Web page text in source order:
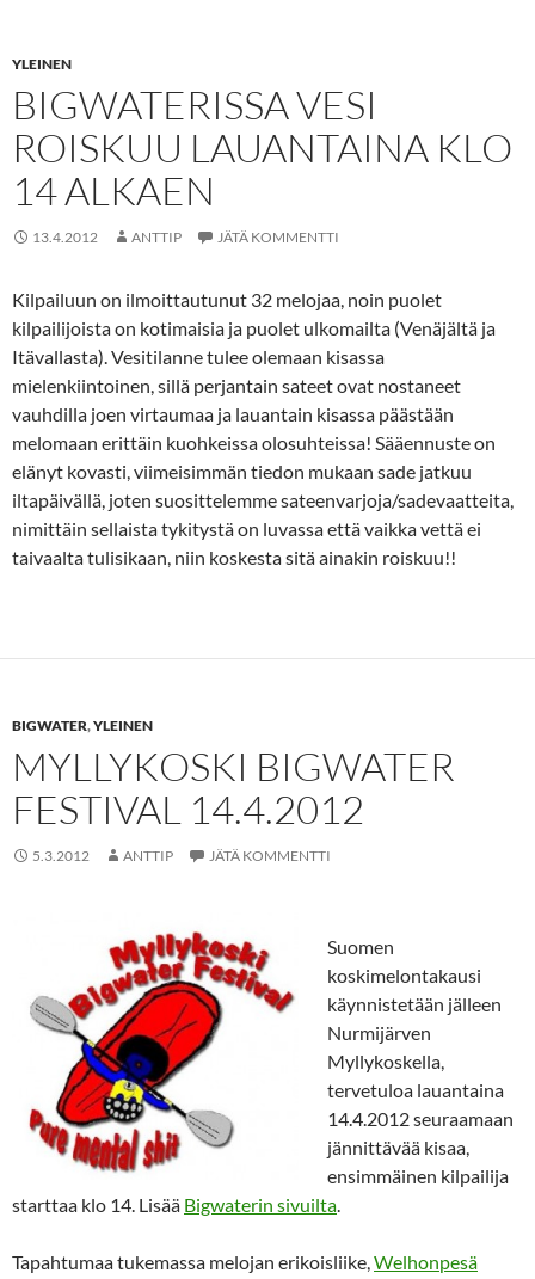
YLEINEN
BIGWATERISSA VESI
ROISKUU LAUANTAINA KLO
14 ALKAEN
13.4.2012 ANTTIP JÄTÄ KOMMENTTI
Kilpailuun on ilmoittautunut 32 melojaa, noin puolet
kilpailijoista on kotimaisia ja puolet ulkomailta (Venäjältä ja
Itävallasta). Vesitilanne tulee olemaan kisassa
mielenkiintoinen, sillä perjantain sateet ovat nostaneet
vauhdilla joen virtaumaa ja lauantain kisassa päästään
melomaan erittäin kuohkeissa olosuhteissa! Sääennuste on
elänyt kovasti, viimeisimmän tiedon mukaan sade jatkuu
iltapäivällä, joten suosittelemme sateenvarjoja/sadevaatteita,
nimittäin sellaista tykitystä on luvassa että vaikka vettä ei
taivaalta tulisikaan, niin koskesta sitä ainakin roiskuu!!
BIGWATER,YLEINEN
MYLLYKOSKI BIGWATER
FESTIVAL 14.4.2012
5.3.2012 ANTTIP JÄTÄ KOMMENTTI
Suomen
koskimelontakausi
käynnistetään jälleen
Nurmijärven
Myllykoskella,
tervetuloa lauantaina
14.4.2012 seuraamaan
jännittävää kisaa,
ensimmäinen kilpailija
starttaa klo 14. Lisää Bigwaterin sivuilta.
Tapahtumaa tukemassa melojan erikoisliike,Welhonpesä